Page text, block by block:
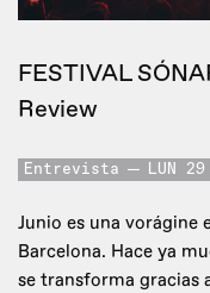
FESTIVAL
Review
Entrevista LUN
Junio es una vorágine
Barcelona. Hace ya
se transforma gracias